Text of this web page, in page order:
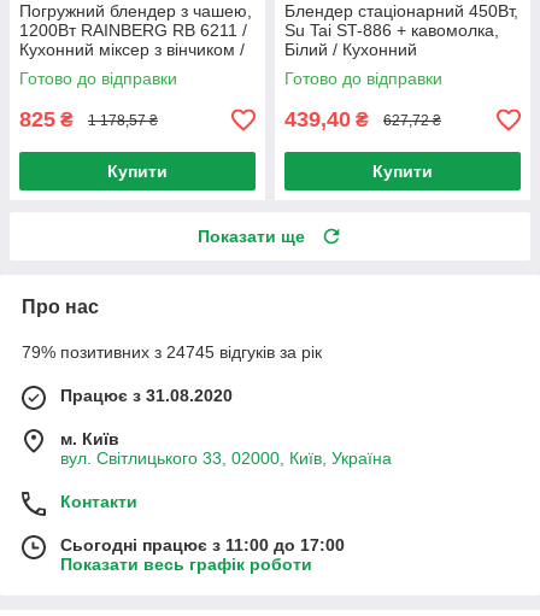
Погружний блендер з чашею,
1200Вт RAINBERG RB 6211 /
Кухонний міксер з вінчиком /
Блендер подрібнювач
Готово до відправки
825 ₴ 1 178,57 ₴
Купити
Блендер стаціонарний 450Вт,
Su Tai ST-886 + кавомолка,
Білий / Кухонний
подрібнювач із чашею від
мережі
Готово до відправки
439,40 ₴ 627,72 ₴
Купити
Показати ще
Про нас
79% позитивних з 24745 відгуків за рік
Працює з 31.08.2020
м. Київ
вул. Світлицького 33, 02000, Київ, Україна
Контакти
Сьогодні працює з 11:00 до 17:00
Показати весь графік роботи